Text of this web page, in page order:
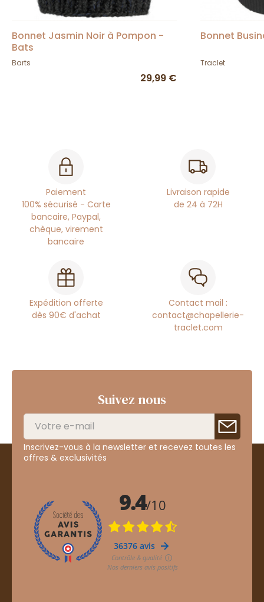
Bonnet Jasmin Noir à Pompon -
Bats
Barts
29,99 €
Bonnet
Traclet
Paiement
100% sécurisé - Carte
bancaire, Paypal,
chèque, virement
bancaire
Livraison rapide
de 24 à 72H
Expédition offerte
dès 90€ d'achat
Contact mail :
contact@chapellerie-
traclet.com
Suivez nous
Inscrivez-vous à la newsletter et recevez toutes les
offres & exclusivités